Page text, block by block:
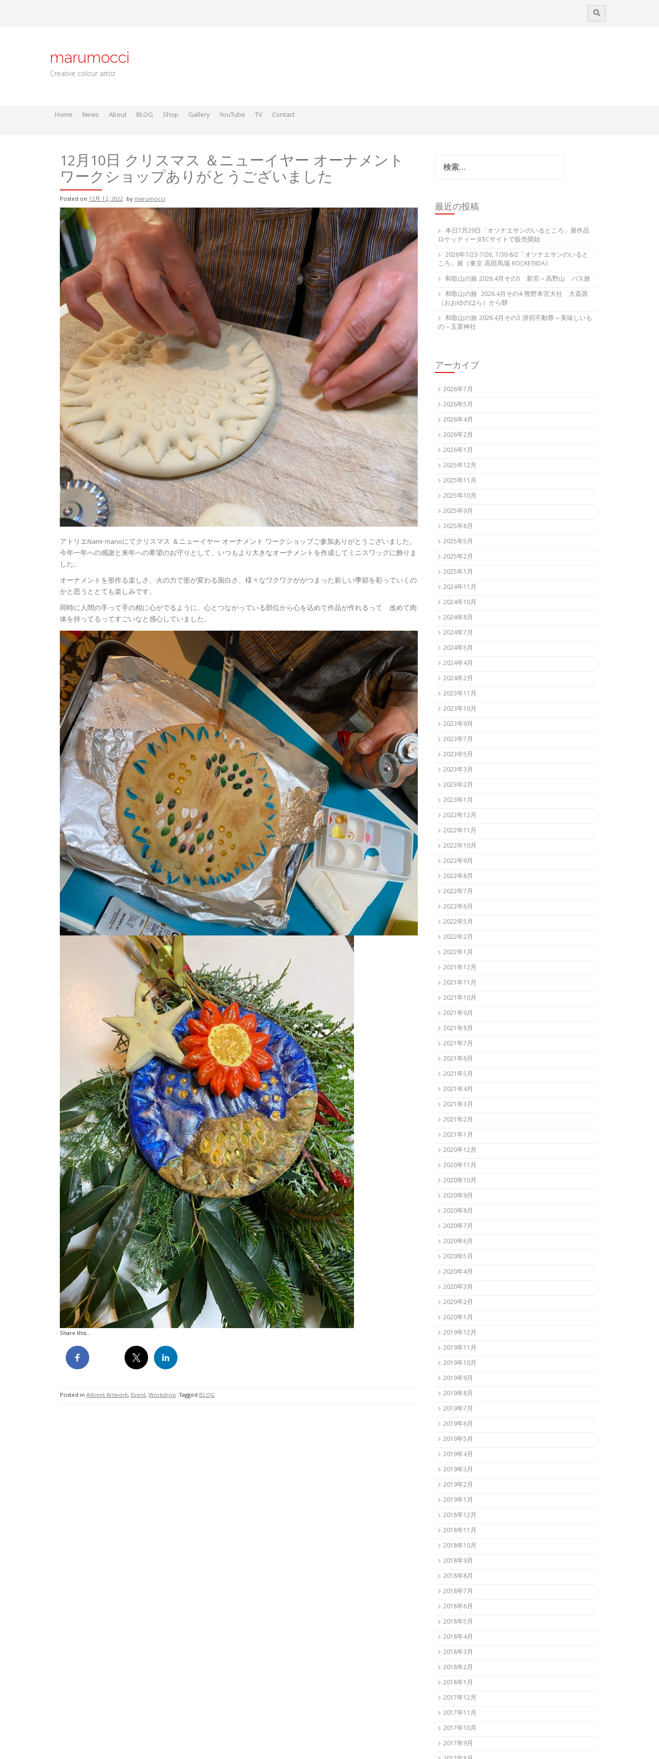
marumocci
Creative colour artist
Home News About BLOG Shop Gallery YouTube TV Contact
12月10日 クリスマス ＆ニューイヤー オーナメント
ワークショップありがとうございました
Posted on 12月 12, 2022 bymarumocci
アトリエNami-manoにてクリスマス ＆ニューイヤー オーナメント ワークショップご参加ありがとうございました。
今年一年への感謝と来年への希望のお守りとして、いつもより大きなオーナメントを作成してミニスワッグに飾りま
した。
オーナメントを形作る楽しさ、火の力で形が変わる面白さ、様々なワクワクががつまった新しい季節を彩っていくの
かと思うととても楽しみです。
同時に人間の手って手の相に心がでるように、心とつながっている部位から心を込めて作品が作れるって 改めて肉
体を持ってるってすごいなと感心していました。
Share this...
Posted in Advent Artwork, Event, Workshop Tagged BLOG
最近の投稿
本日7月29日「オソナエサンのいるところ」展作品
ロケッティーダECサイトで販売開始
2026年7/23-7/26, 7/30-8/2「オソナエサンのいると
ころ」展（東京 高田馬場 ROCKETIIDA)
和歌山の旅 2026.4月その5 新宮～高野山 バス旅
和歌山の旅 2026.4月その4 熊野本宮大社 大斎原
（おおゆのはら）から餅
和歌山の旅 2026.4月その3 浪切不動尊～美味しいも
の～玉置神社
アーカイブ
2026年7月
2026年5月
2026年4月
2026年2月
2026年1月
2025年12月
2025年11月
2025年10月
2025年9月
2025年8月
2025年5月
2025年2月
2025年1月
2024年11月
2024年10月
2024年8月
2024年7月
2024年5月
2024年4月
2024年2月
2023年11月
2023年10月
2023年9月
2023年7月
2023年5月
2023年3月
2023年2月
2023年1月
2022年12月
2022年11月
2022年10月
2022年9月
2022年8月
2022年7月
2022年6月
2022年5月
2022年2月
2022年1月
2021年12月
2021年11月
2021年10月
2021年9月
2021年8月
2021年7月
2021年6月
2021年5月
2021年4月
2021年3月
2021年2月
2021年1月
2020年12月
2020年11月
2020年10月
2020年9月
2020年8月
2020年7月
2020年6月
2020年5月
2020年4月
2020年3月
2020年2月
2020年1月
2019年12月
2019年11月
2019年10月
2019年9月
2019年8月
2019年7月
2019年6月
2019年5月
2019年4月
2019年3月
2019年2月
2019年1月
2018年12月
2018年11月
2018年10月
2018年9月
2018年8月
2018年7月
2018年6月
2018年5月
2018年4月
2018年3月
2018年2月
2018年1月
2017年12月
2017年11月
2017年10月
2017年9月